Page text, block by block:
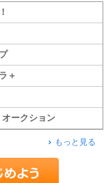
＋
オークション
もっと見る